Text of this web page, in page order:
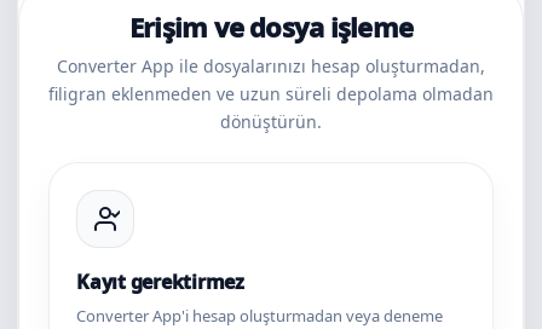
Erişim ve dosya işleme
Converter App ile dosyalarınızı hesap oluşturmadan,
filigran eklenmeden ve uzun süreli depolama olmadan
dönüştürün.
Kayıt gerektirmez
Converter App'i hesap oluşturmadan veya deneme